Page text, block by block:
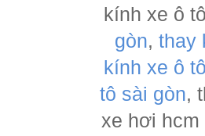
kính xe ô
gòn, thay
kính xe ô
tô sài gòn,
xe hơi hcm